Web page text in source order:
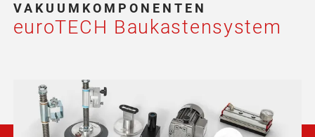
VAKUUMKOMPONENTEN
euroTECH Baukastensystem